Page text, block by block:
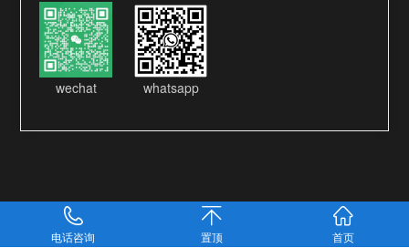
wechat whatsapp
电话咨询 置顶 首页